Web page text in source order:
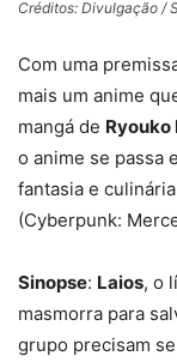
Créditos: Divulgação /
Com uma
mais um anime
mangá de Ryouko
o anime se passa
fantasia e
(Cyberpunk:
Sinopse: Laios, o
masmorra para
grupo precisam